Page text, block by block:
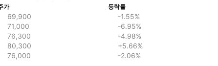
가 등락률
69,900
-1.55%
71,000
-6.95%
76,300
-4.98%
80,300
+5.66%
76,000 -2.06%